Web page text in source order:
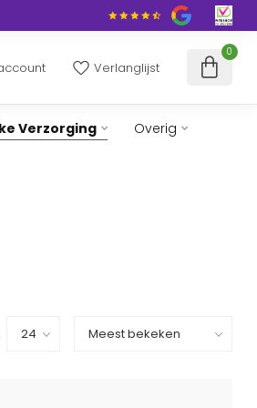
Verlanglijst
0
Verzorging Overig